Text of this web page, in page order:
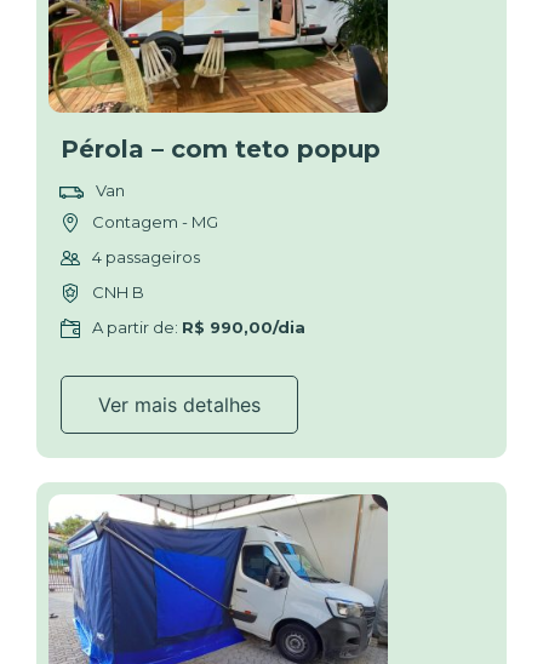
Pérola – com teto popup
Van
Contagem - MG
4 passageiros
CNH B
A partir de: R$ 990,00/dia
Ver mais detalhes